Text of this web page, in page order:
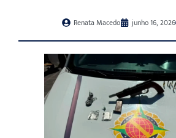
Renata Macedo junho 16, 2026